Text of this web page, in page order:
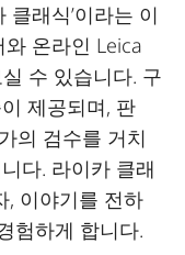
클래식’이라는 이
온라인 Leica
수 있습니다. 구
제공되며, 판
의 검수를 거치
다. 라이카 클래
, 이야기를 전하
험하게 합니다.